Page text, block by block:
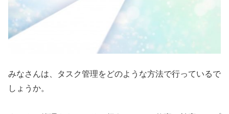
みなさんは、タスク管理をどのような方法で行っているで
しょうか。